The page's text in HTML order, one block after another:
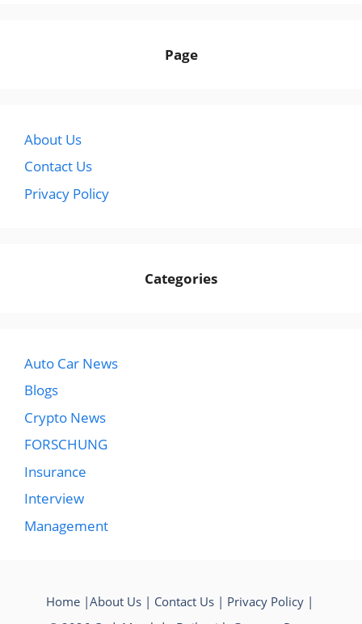
Page
About Us
Contact Us
Privacy Policy
Categories
Auto Car News
Blogs
Crypto News
FORSCHUNG
Insurance
Interview
Management
Home|About Us| Contact Us| Privacy Policy|